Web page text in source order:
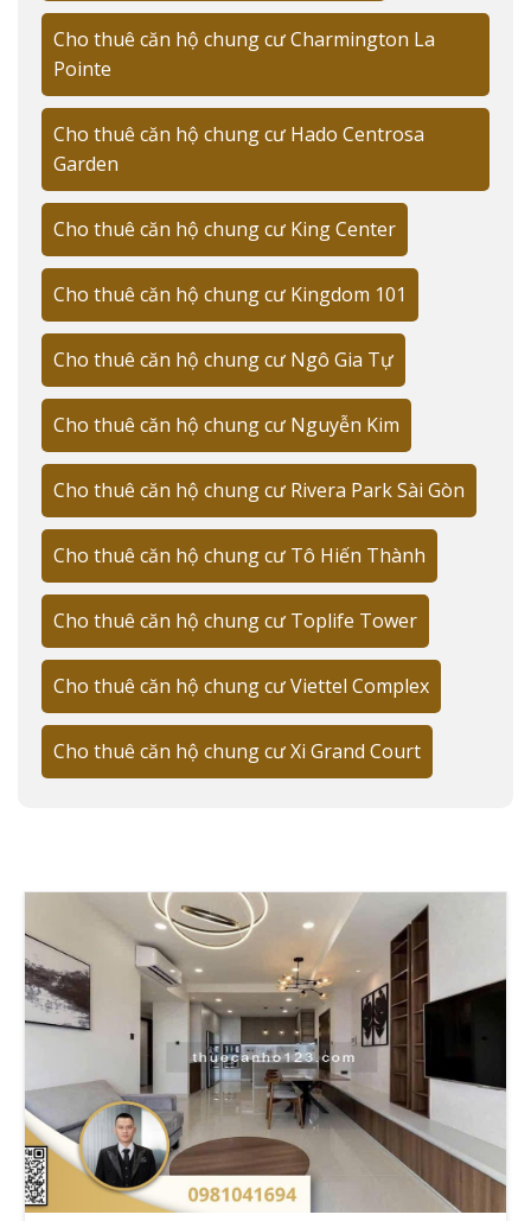
Thị trường cho thuê căn hộ Quận 10 đang chứng kiến
những biến động đáng chú ý trong năm 2025. Cùng với
Giathuecanho khám phá chi tiết về thị trường tiềm
năng, xu hướng giá cả, các dự án nổi bật và những điều
cần lưu ý khi thuê căn hộ tại khu vực này.
Thông tin chính:
Phân tích thị trường và xu hướng giá thuê 2025
Bảng giá chi tiết theo loại hình căn hộ
Top dự án cao cấp được ưa chuộng
Tiện ích và dịch vụ đẳng cấp
Hướng dẫn thuê căn hộ thông minh
Lưu ý quan trọng trước khi thuê
TỔNG QUAN THỊ TRƯỜNG CHO THUÊ
CĂN HỘ QUẬN 10
Thị trường cho thuê căn hộ Quận 10 cung cấp đa dạng
lựa chọn từ căn hộ bình dân đến cao cấp, với mức giá
phù hợp nhiều đối tượng khách hàng và vị trí thuận lợi
kết nối các quận trung tâm.
Phân tích giá thuê và nhu cầu thị trường
2025
diện tích và chất lượng. Thị trường ghi nhận tăng
trưởng 29% về nhu cầu thuê trong Quý 1/2025, đặc biệt
tại các dự án cao cấp.
Với kinh nghiệm 15 năm trong lĩnh vực, tôi nhận thấy
phân khúc căn hộ 2 phòng ngủ đang được ưa chuộng
nhất, chiếm 45% giao dịch thành công.
Các loại hình căn hộ từ studio đến
penthouse
Quận 10 cung cấp đa dạng loại hình căn hộ:
Cho thuê căn hộ chung cư Charmington La
Pointe
Cho thuê căn hộ chung cư Hado Centrosa
Garden
Cho thuê căn hộ chung cư King Center
Cho thuê căn hộ chung cư Kingdom 101
Cho thuê căn hộ chung cư Ngô Gia Tự
Cho thuê căn hộ chung cư Nguyễn Kim
Cho thuê căn hộ chung cư Rivera Park Sài Gòn
Cho thuê căn hộ chung cư Tô Hiến Thành
Cho thuê căn hộ chung cư Toplife Tower
Cho thuê căn hộ chung cư Viettel Complex
Cho thuê căn hộ chung cư Xi Grand Court